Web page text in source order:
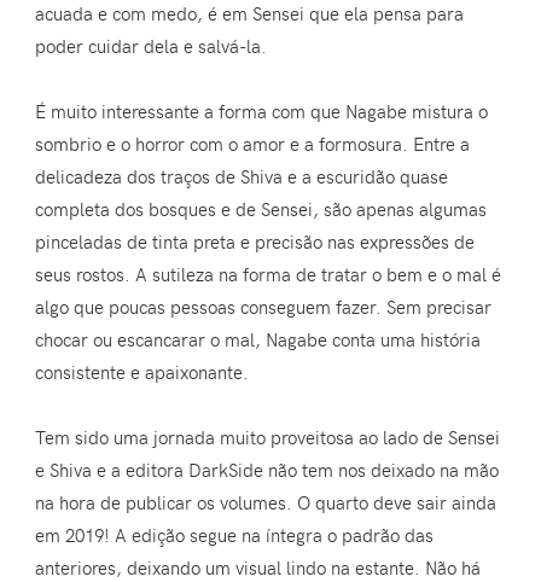
acuada e com medo, é em Sensei que ela pensa para
poder cuidar dela e salvá-la.
É muito interessante a forma com que Nagabe mistura o
sombrio e o horror com o amor e a formosura. Entre a
delicadeza dos traços de Shiva e a escuridão quase
completa dos bosques e de Sensei, são apenas algumas
pinceladas de tinta preta e precisão nas expressões de
seus rostos. A sutileza na forma de tratar o bem e o mal é
algo que poucas pessoas conseguem fazer. Sem precisar
chocar ou escancarar o mal, Nagabe conta uma história
consistente e apaixonante.
Tem sido uma jornada muito proveitosa ao lado de Sensei
e Shiva e a editora DarkSide não tem nos deixado na mão
na hora de publicar os volumes. O quarto deve sair ainda
em 2019! A edição segue na íntegra o padrão das
anteriores, deixando um visual lindo na estante. Não há